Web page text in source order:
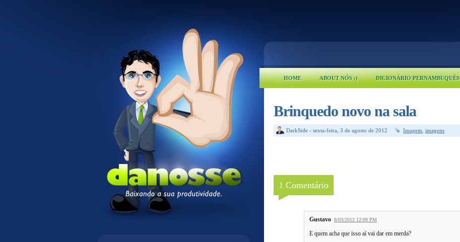
HOME ABOUT NÓS :) DICIONÁRIO PERNAMBUQUÊS
Brinquedo novo na sala
DarkSide - sexta-feira, 3 de agosto de 2012 Imagem imagens
1 Comentário
Gustavo 8/03/2012 12:09 PM
E quem acha que isso aí vai dar em merda?